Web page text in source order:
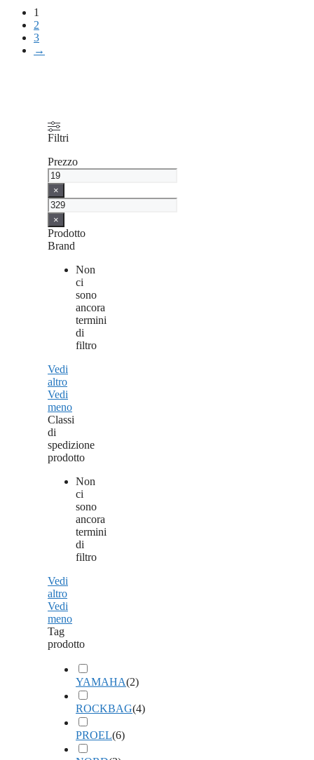
1
2
3
→
Filtri
Prezzo
×
×
Prodotto
Brand
Non
ci
sono
ancora
termini
di
filtro
Vedi
altro
Vedi
meno
Classi
di
spedizione
prodotto
Non
ci
sono
ancora
termini
di
filtro
Vedi
altro
Vedi
meno
Tag
prodotto
YAMAHA(2)
ROCKBAG(4)
PROEL(6)